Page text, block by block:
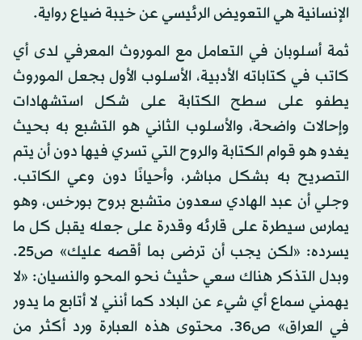
الإنسانية هي التعويض الرئيسي عن خيبة ضياع رواية.
ثمة أسلوبان في التعامل مع الموروث المعرفي لدى أي
كاتب في كتاباته الأدبية، الأسلوب الأول بجعل الموروث
يطفو على سطح الكتابة على شكل استشهادات
وإحالات واضحة، والأسلوب الثاني هو التشبع به بحيث
يغدو هو قوام الكتابة والروح التي تسري فيها دون أن يتم
التصريح به بشكل مباشر، وأحيانًا دون وعي الكاتب.
وجلي أن عبد الهادي سعدون متشبع بروح بورخس، وهو
يمارس سيطرة على قارئه وقدرة على جعله يقبل كل ما
يسرده: «لكن يجب أن ترضى بما أقصه عليك» ص25.
وبدل التذكر هناك سعي حثيث نحو المحو والنسيان: «لا
يهمني سماع أي شيء عن البلاد كما أنني لا أتابع ما يدور
في العراق» ص36. محتوى هذه العبارة ورد أكثر من